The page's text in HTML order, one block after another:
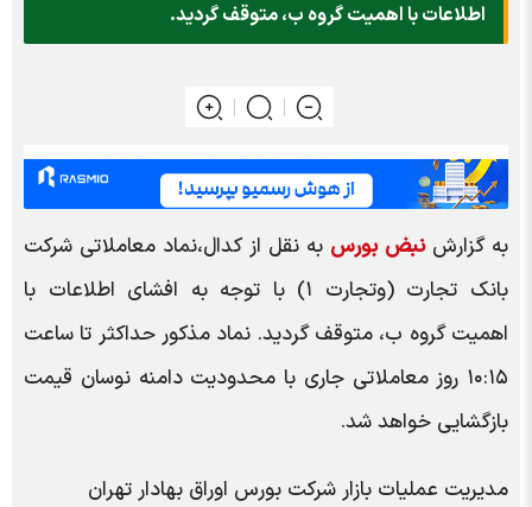
اطلاعات با اهمیت گروه ب، متوقف گردید.
به گزارشنبض بورس به نقل از کدال،نماد معاملاتی شرکت
بانک تجارت (وتجارت ۱) با توجه به افشای اطلاعات با
اهمیت گروه ب، متوقف گردید. نماد مذکور حداکثر تا ساعت
۱۰:۱۵ روز معاملاتی جاری با محدودیت دامنه نوسان قیمت
بازگشایی خواهد شد.
مدیریت عملیات بازار شرکت بورس اوراق بهادار تهران